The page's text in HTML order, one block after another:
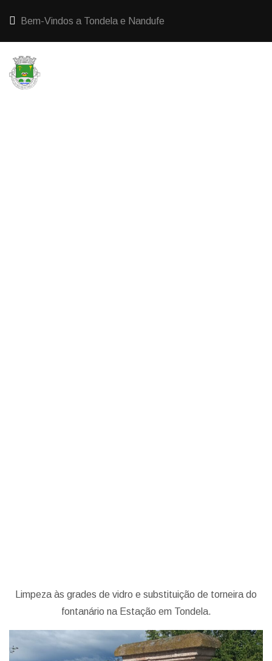
Bem-Vindos a Tondela e Nandufe
Limpeza às grades de vidro e substituição de torneira do
fontanário na Estação em Tondela.